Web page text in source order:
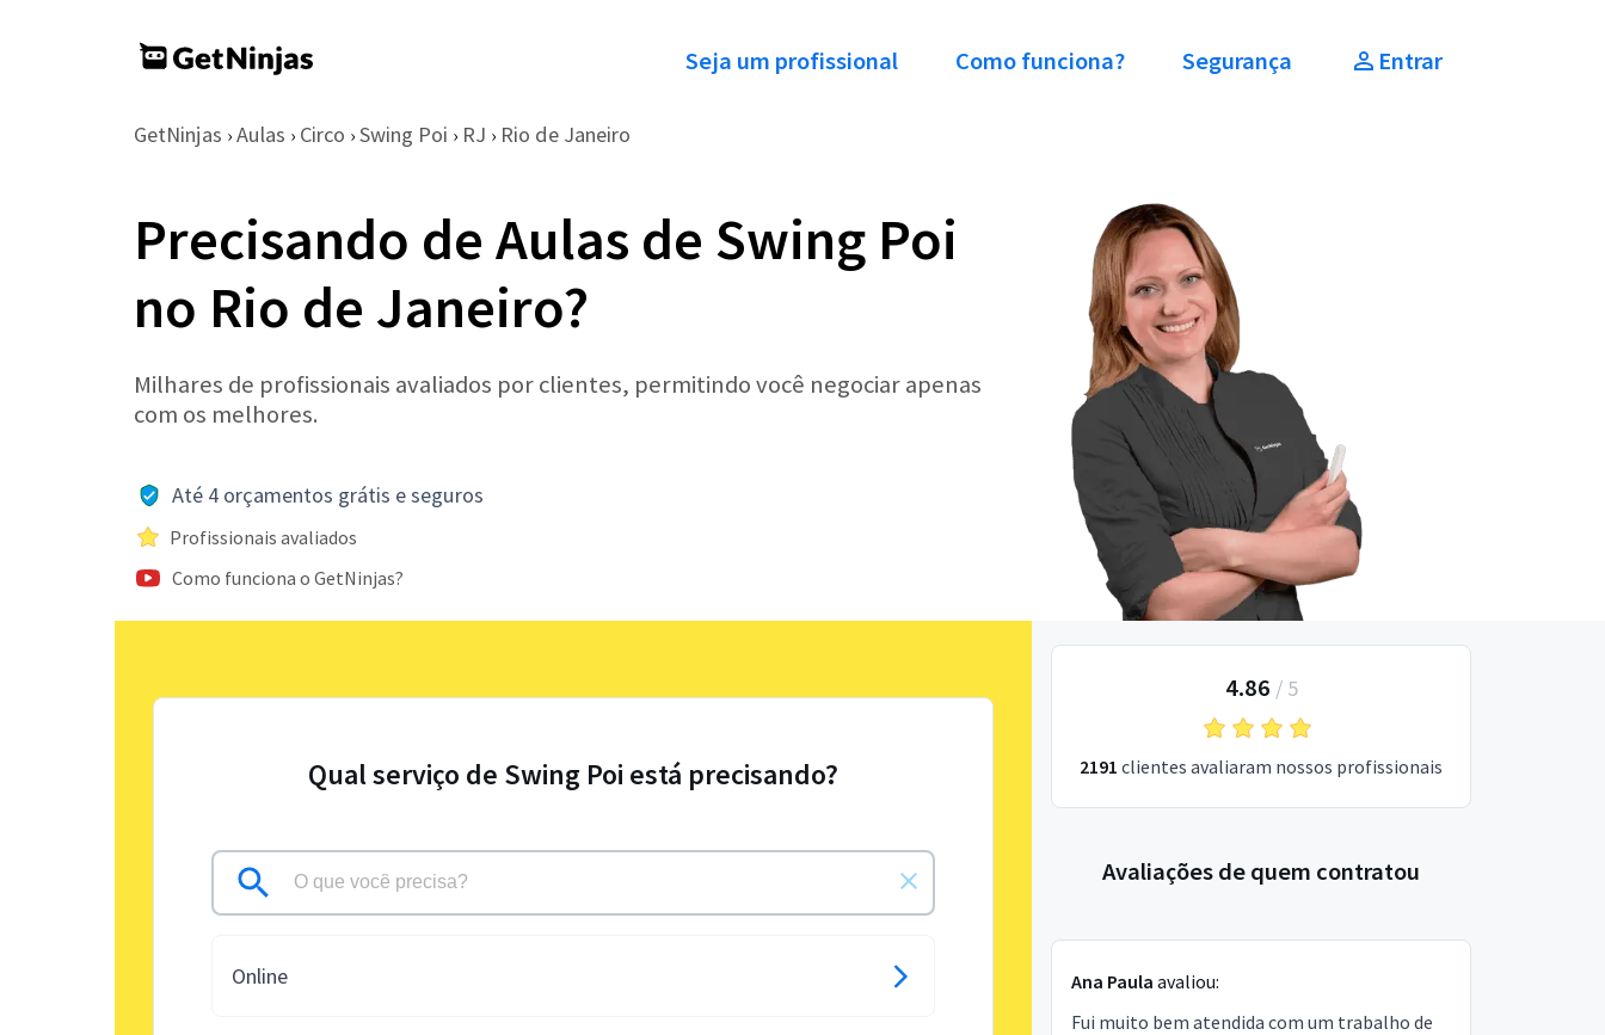
Seja um profissional Como funciona? Segurança Entrar
GetNinjas › Aulas › Circo › Swing Poi › RJ › Rio de Janeiro
Precisando de Aulas de Swing Poi
no Rio de Janeiro?
Milhares de profissionais avaliados por clientes, permitindo você negociar apenas
com os melhores.
Até 4 orçamentos grátis e seguros
Profissionais avaliados
Como funciona o GetNinjas?
Qual serviço de Swing Poi está precisando?
Online
4.86 / 5
2191 clientes avaliaram nossos profissionais
Avaliações de quem contratou
Ana Paula avaliou:
Fui muito bem atendida com um trabalho de